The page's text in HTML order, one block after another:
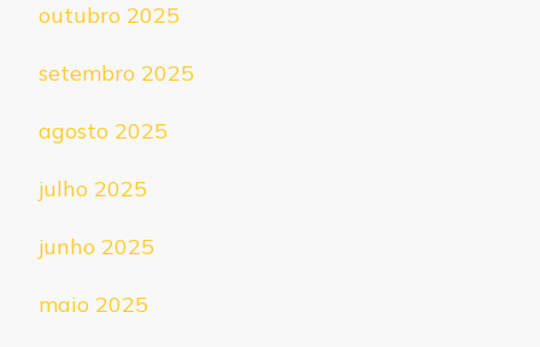
outubro 2025
setembro 2025
agosto 2025
julho 2025
junho 2025
maio 2025